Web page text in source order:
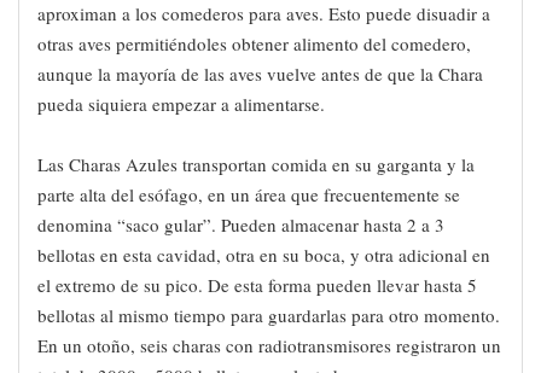
aproximan a los comederos para aves. Esto puede disuadir a
otras aves permitiéndoles obtener alimento del comedero,
aunque la mayoría de las aves vuelve antes de que la Chara
pueda siquiera empezar a alimentarse.
Las Charas Azules transportan comida en su garganta y la
parte alta del esófago, en un área que frecuentemente se
denomina “saco gular”. Pueden almacenar hasta 2 a 3
bellotas en esta cavidad, otra en su boca, y otra adicional en
el extremo de su pico. De esta forma pueden llevar hasta 5
bellotas al mismo tiempo para guardarlas para otro momento.
En un otoño, seis charas con radiotransmisores registraron un